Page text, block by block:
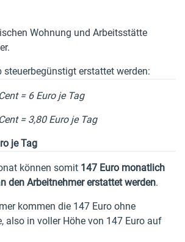
Wohnung und Arbeitsstätte
steuerbegünstigt erstattet werden:
= 6 Euro je Tag
= 3,80 Euro je Tag
je Tag
können somit 147 Euro monatlich
den Arbeitnehmer erstattet werden.
kommen die 147 Euro ohne
also in voller Höhe von 147 Euro auf